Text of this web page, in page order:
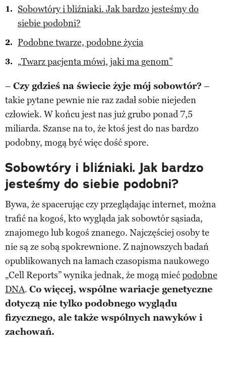
Sobowtóry i bliźniaki. Jak bardzo jesteśmy do
siebie podobni?
Podobne twarze, podobne życia
„Twarz pacjenta mówi, jaki ma genom”
– Czy gdzieś na świecie żyje mój sobowtór? –
takie pytane pewnie nie raz zadał sobie niejeden
człowiek. W końcu jest nas już grubo ponad 7,5
miliarda. Szanse na to, że ktoś jest do nas bardzo
podobny, mogą być więc dość spore.
Sobowtóry i bliźniaki. Jak bardzo
jesteśmy do siebie podobni?
Bywa, że spacerując czy przeglądając internet, można
trafić na kogoś, kto wygląda jak sobowtór sąsiada,
znajomego lub kogoś znanego. Najczęściej osoby te
nie są ze sobą spokrewnione. Z najnowszych badań
opublikowanych na łamach czasopisma naukowego
„Cell Reports” wynika jednak, że mogą miećpodobne
DNA. Co więcej, wspólne wariacje genetyczne
dotyczą nie tylko podobnego wyglądu
fizycznego, ale także wspólnych nawyków i
zachowań.